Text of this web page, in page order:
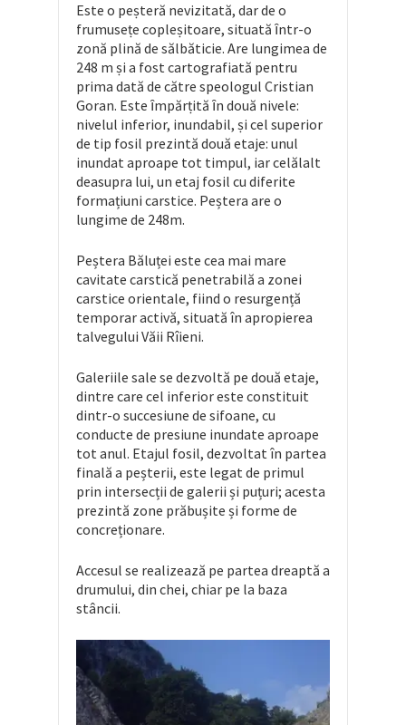
Este o peṣteră nevizitată, dar de o
frumuseṭe copleṣitoare, situată ȋntr-o
zonă plină de sălbăticie. Are lungimea de
248 m ṣi a fost cartografiată pentru
prima dată de către speologul Cristian
Goran. Este ȋmpărṭită ȋn două nivele:
nivelul inferior, inundabil, ṣi cel superior
de tip fosil prezintă două etaje: unul
inundat aproape tot timpul, iar celălalt
deasupra lui, un etaj fosil cu diferite
formațiuni carstice. Peștera are o
lungime de 248m.
Peștera Băluței este cea mai mare
cavitate carstică penetrabilă a zonei
carstice orientale, fiind o resurgență
temporar activă, situată în apropierea
talvegului Văii Rîieni.
Galeriile sale se dezvoltă pe două etaje,
dintre care cel inferior este constituit
dintr-o succesiune de sifoane, cu
conducte de presiune inundate aproape
tot anul. Etajul fosil, dezvoltat în partea
finală a peșterii, este legat de primul
prin intersecții de galerii și puțuri; acesta
prezintă zone prăbușite și forme de
concreționare.
Accesul se realizează pe partea dreaptă a
drumului, din chei, chiar pe la baza
stâncii.